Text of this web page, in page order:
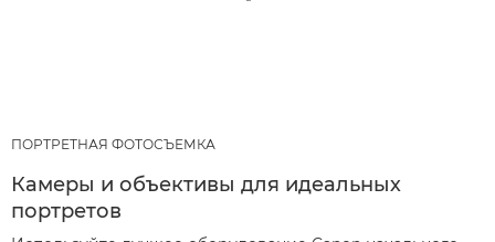
ПОРТРЕТНАЯ ФОТОСЪЕМКА
Камеры и объективы для идеальных
портретов